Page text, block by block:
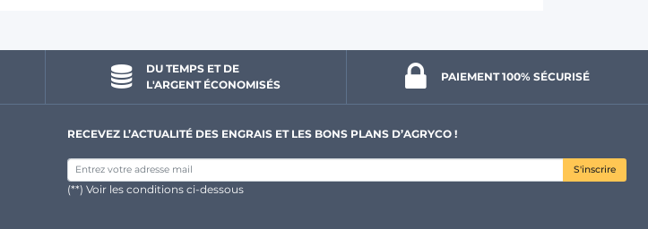
DU TEMPS ET DE
L'ARGENT ÉCONOMISÉS
PAIEMENT 100% SÉCURISÉ
RECEVEZ L’ACTUALITÉ DES ENGRAIS ET LES BONS PLANS D’AGRYCO !
S'inscrire
(**) Voir les conditions ci-dessous